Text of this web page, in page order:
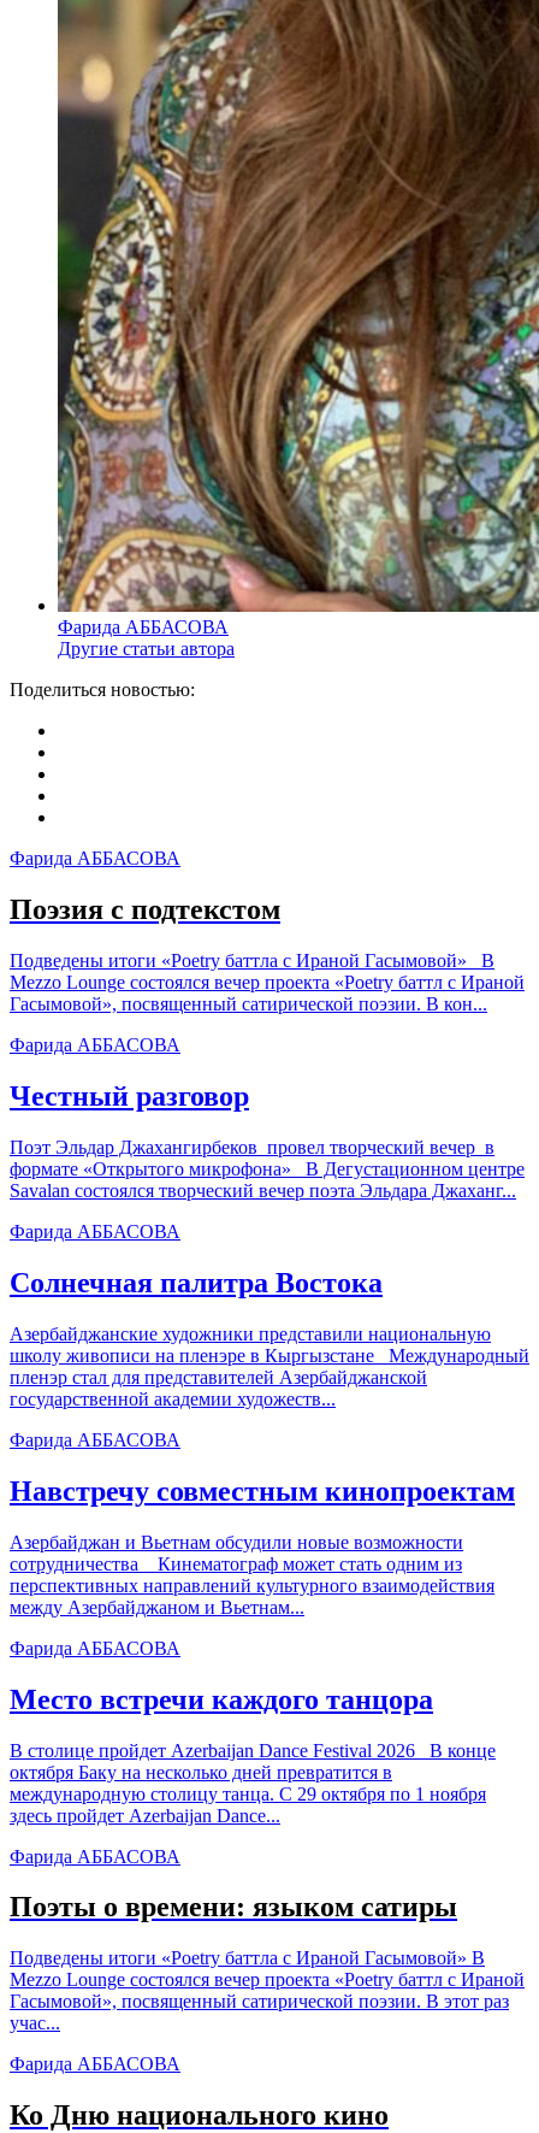
Фарида АББАСОВА
Другие статьи автора
Поделиться новостью:
Фарида АББАСОВА
Поэзия с подтекстом
Подведены итоги «Poetry баттла с Ираной Гасымовой» В
Mezzo Lounge состоялся вечер проекта «Poetry баттл с Ираной
Гасымовой», посвященный сатирической поэзии. В кон...
Фарида АББАСОВА
Честный разговор
Поэт Эльдар Джахангирбеков провел творческий вечер в
формате «Открытого микрофона» В Дегустационном центре
Savalan состоялся творческий вечер поэта Эльдара Джаханг...
Фарида АББАСОВА
Солнечная палитра Востока
Азербайджанские художники представили национальную
школу живописи на пленэре в Кыргызстане Международный
пленэр стал для представителей Азербайджанской
государственной академии художеств...
Фарида АББАСОВА
Навстречу совместным кинопроектам
Азербайджан и Вьетнам обсудили новые возможности
сотрудничества Кинематограф может стать одним из
перспективных направлений культурного взаимодействия
между Азербайджаном и Вьетнам...
Фарида АББАСОВА
Место встречи каждого танцора
В столице пройдет Azerbaijan Dance Festival 2026 В конце
октября Баку на несколько дней превратится в
международную столицу танца. С 29 октября по 1 ноября
здесь пройдет Azerbaijan Dance...
Фарида АББАСОВА
Поэты о времени: языком сатиры
Подведены итоги «Poetry баттла с Ираной Гасымовой» В
Mezzo Lounge состоялся вечер проекта «Poetry баттл с Ираной
Гасымовой», посвященный сатирической поэзии. В этот раз
учас...
Фарида АББАСОВА
Ко Дню национального кино